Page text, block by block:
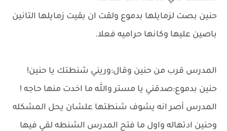
حنين بصت لزمايلها بدموع ولقت ان بقيت زمايلها التانين
باصين عليها وكانها حراميه فعلا.
المدرس قرب من حنين وقال:وريني شنطتك يا حنين!
حنين بدموع:صدقني يا مستر والله ما اخدت منها حاجه !
المدرس أصر انه يشوف شنطتها علشان يحل المشكله
وحنين ادتهاله واول ما فتح المدرس الشنطه لقي فيها